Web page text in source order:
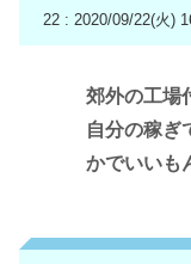
22 : 2020/09/22(火)
郊外の工場
自分の稼ぎ
かでいいも